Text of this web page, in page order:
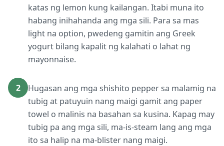
katas ng lemon kung kailangan. Itabi muna ito
habang inihahanda ang mga sili. Para sa mas
light na option, pwedeng gamitin ang Greek
yogurt bilang kapalit ng kalahati o lahat ng
mayonnaise.
2
Hugasan ang mga shishito pepper sa malamig na
tubig at patuyuin nang maigi gamit ang paper
towel o malinis na basahan sa kusina. Kapag may
tubig pa ang mga sili, ma-is-steam lang ang mga
ito sa halip na ma-blister nang maigi.